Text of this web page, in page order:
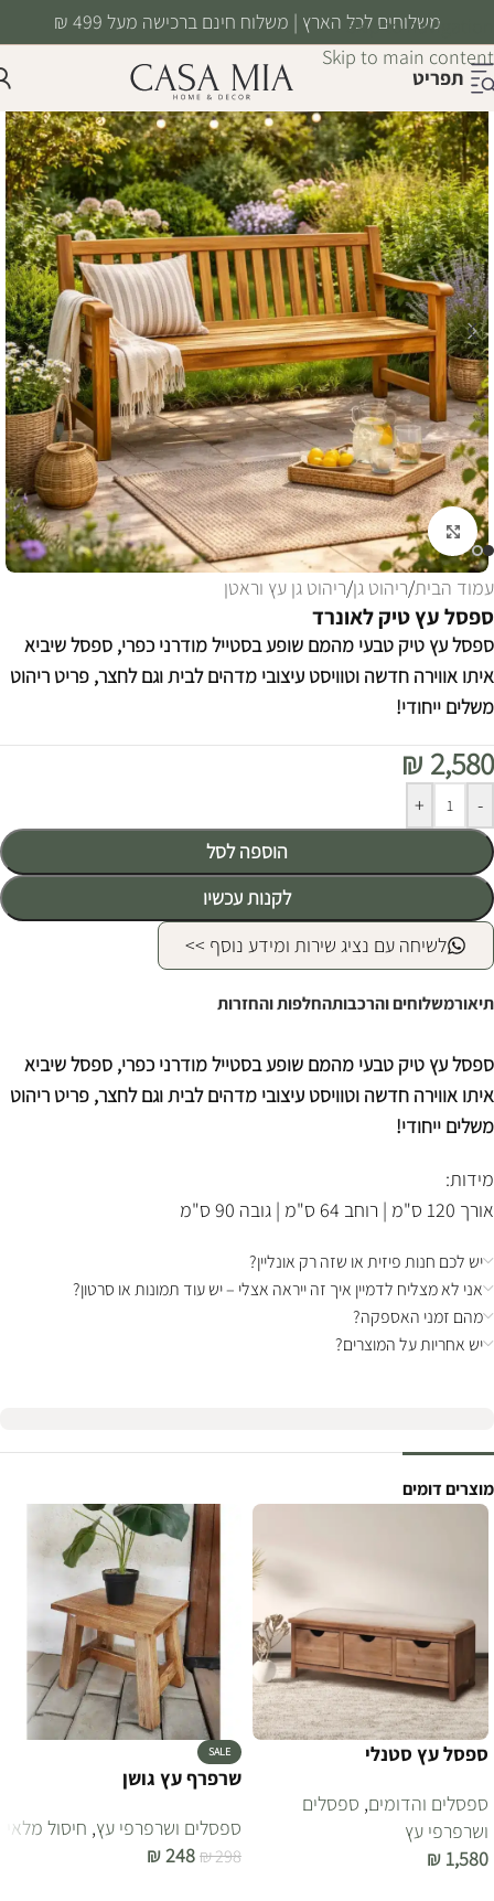
Skip to navigation
Skip to main content
משלוחים לכל הארץ | משלוח חינם ברכישה מעל 499 ₪
תפריט
לחצו להגדלה
עמוד הבית/ריהוט גן/ריהוט גן עץ וראטן
ספסל עץ טיק לאונרד
ספסל עץ טיק טבעי מהמם שופע בסטייל מודרני כפרי, ספסל שיביא
איתו אווירה חדשה וטוויסט עיצובי מדהים לבית וגם לחצר, פריט ריהוט
משלים ייחודי!
₪ 2,580
-
+
הוספה לסל
לקנות עכשיו
Alternative:
לשיחה עם נציג שירות ומידע נוסף >>
תיאורמשלוחים והרכבותהחלפות והחזרות
ספסל עץ טיק טבעי מהמם שופע בסטייל מודרני כפרי, ספסל שיביא
איתו אווירה חדשה וטוויסט עיצובי מדהים לבית וגם לחצר, פריט ריהוט
משלים ייחודי!
מידות:
אורך 120 ס"מ | רוחב 64 ס"מ | גובה 90 ס"מ
יש לכם חנות פיזית או שזה רק אונליין?
אני לא מצליח לדמיין איך זה ייראה אצלי – יש עוד תמונות או סרטון?
מהם זמני האספקה?
יש אחריות על המוצרים?
מוצרים דומים
ספסל עץ סטנלי
ספסלים והדומים, ספסלים
ושרפרפי עץ
₪ 1,580
SALE
שרפרף עץ גושן
ספסלים ושרפרפי עץ, חיסול מלאי
₪298
₪248